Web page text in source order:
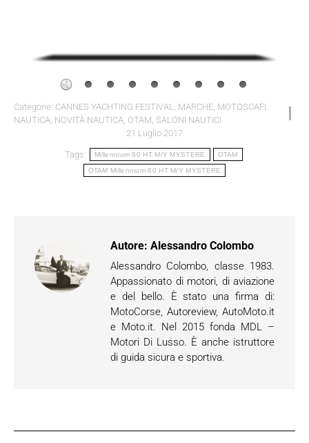
Categorie: CANNES YACHTING FESTIVAL, MARCHE, MOTOSCAFI,
NAUTICA, NOVITÀ NAUTICA, OTAM, SALONI NAUTICI
21 Luglio 2017
Tags: Millennium 80 HT M/Y MYSTERE OTAM
OTAM Millennium 80 HT M/Y MYSTERE
Autore: Alessandro Colombo
Alessandro Colombo, classe 1983.
Appassionato di motori, di aviazione
e del bello. È stato una firma di:
MotoCorse, Autoreview, AutoMoto.it
e Moto.it. Nel 2015 fonda MDL –
Motori Di Lusso. È anche istruttore
di guida sicura e sportiva.